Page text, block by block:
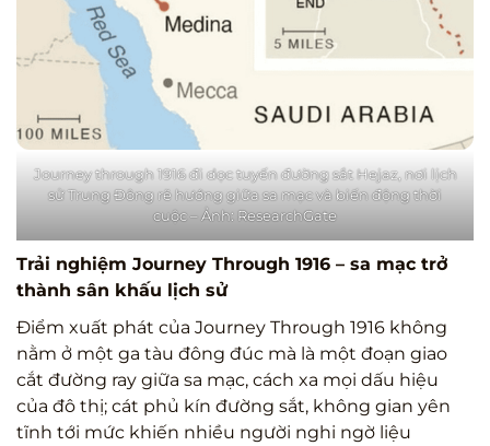
Journey through 1916 đi dọc tuyến đường sắt Hejaz, nơi lịch
sử Trung Đông rẽ hướng giữa sa mạc và biến động thời
cuộc – Ảnh: ResearchGate
Trải nghiệm Journey Through 1916 – sa mạc trở
thành sân khấu lịch sử
Điểm xuất phát của Journey Through 1916 không
nằm ở một ga tàu đông đúc mà là một đoạn giao
cắt đường ray giữa sa mạc, cách xa mọi dấu hiệu
của đô thị; cát phủ kín đường sắt, không gian yên
tĩnh tới mức khiến nhiều người nghi ngờ liệu